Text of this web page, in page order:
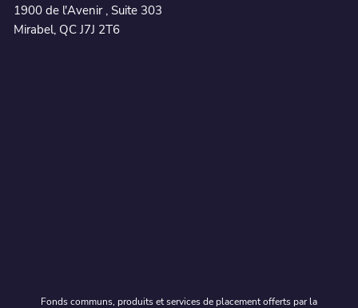
1900 de l'Avenir , Suite 303
Mirabel, QC J7J 2T6
Fonds communs, produits et services de placement offerts par la